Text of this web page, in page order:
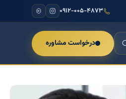
۰۹۱۲-۰۰۵-۴۸۷۳
درخواست مشاوره